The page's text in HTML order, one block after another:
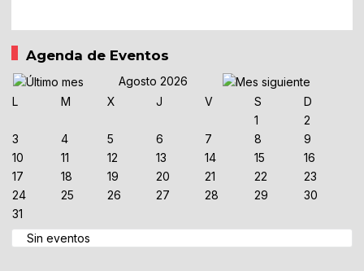
Agenda de Eventos
Agosto 2026
L
M X J V S
D
1
2
3
4 5 6 7 8
9
10
11 12 13 14 15
16
17
18 19 20 21 22
23
24
25 26 27 28 29
30
31
Sin eventos